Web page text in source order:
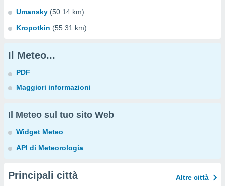
Umansky (50.14 km)
Kropotkin (55.31 km)
Il Meteo...
PDF
Maggiori informazioni
Il Meteo sul tuo sito Web
Widget Meteo
API di Meteorologia
Principali città Altre città